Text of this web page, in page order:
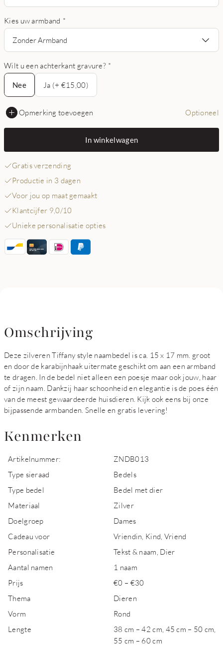
Kies uw armband *
Zonder Armband
Wilt u een achterkant gravure? *
Nee
Nee
Ja (+ €15,00)
Opmerking toevoegen Optioneel
In winkelwagen
Gratis verzending
Productie in 3 dagen
Voor jou op maat gemaakt
Klantcijfer 9,0/10
Unieke personalisatie opties
Omschrijving
Deze zilveren Tiffany style naambedel is ca. 15 x 17 mm. groot
en door de karabijnhaak uitermate geschikt om aan een armband
te dragen. In de bedel niet alleen een poesje maar ook jouw, haar
of zijn naam. Dankzij haar schoonheid en elegantie is de poes één
van de meest gewaardeerde huisdieren. Kijk ook eens bij onze
bijpassende armbanden. Snelle en gratis levering!
Kenmerken
Artikelnummer:
ZNDB013
Type sieraad
Bedels
Type bedel
Bedel met dier
Materiaal
Zilver
Doelgroep
Dames
Cadeau voor
Vriendin, Kind, Vriend
Personalisatie
Tekst & naam, Dier
Aantal namen
1 naam
Prijs
€0 – €30
Thema
Dieren
Vorm
Rond
Lengte
38 cm – 42 cm, 45 cm – 50 cm,
55 cm – 60 cm